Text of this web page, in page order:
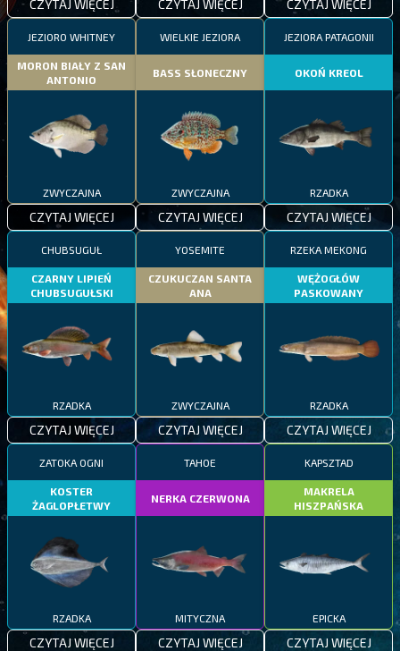
CZYTAJ WIĘCEJ CZYTAJ WIĘCEJ CZYTAJ WIĘCEJ
JEZIORO WHITNEY
MORON BIAŁY Z SAN
ANTONIO
ZWYCZAJNA
CZYTAJ WIĘCEJ
WIELKIE JEZIORA
BASS SŁONECZNY
ZWYCZAJNA
CZYTAJ WIĘCEJ
JEZIORA PATAGONII
OKOŃ KREOL
RZADKA
CZYTAJ WIĘCEJ
CHUBSUGUŁ
CZARNY LIPIEŃ
CHUBSUGUŁSKI
RZADKA
CZYTAJ WIĘCEJ
YOSEMITE
CZUKUCZAN SANTA
ANA
ZWYCZAJNA
CZYTAJ WIĘCEJ
RZEKA MEKONG
WĘŻOGŁÓW
PASKOWANY
RZADKA
CZYTAJ WIĘCEJ
ZATOKA OGNI
KOSTER
ŻAGLOPŁETWY
RZADKA
CZYTAJ WIĘCEJ
TAHOE
NERKA CZERWONA
MITYCZNA
CZYTAJ WIĘCEJ
KAPSZTAD
MAKRELA
HISZPAŃSKA
EPICKA
CZYTAJ WIĘCEJ